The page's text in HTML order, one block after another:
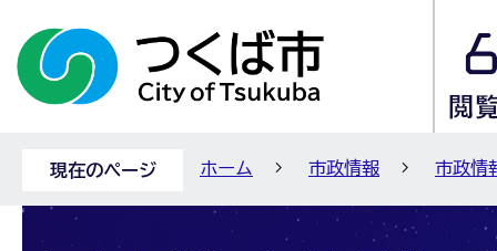
現在のページ ホーム 市政情報 市政情